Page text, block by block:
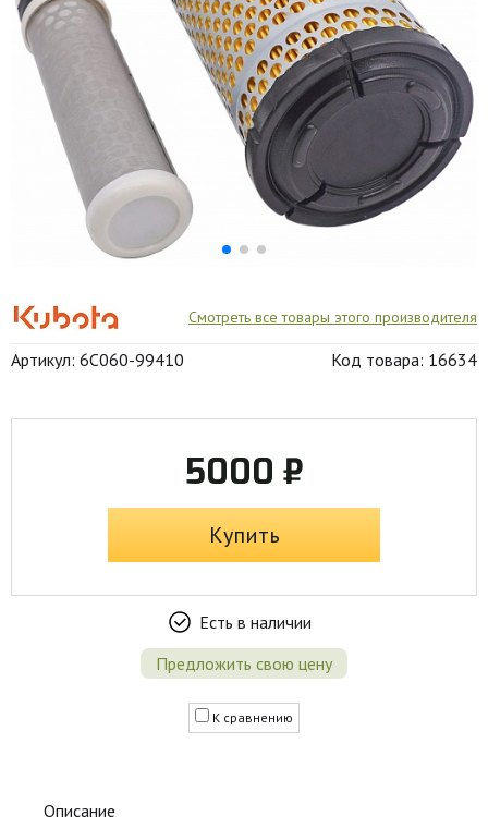
Смотреть все товары этого производителя
Артикул: 6C060-99410 Код товара: 16634
5000 ₽
Купить
Есть в наличии
Предложить свою цену
К сравнению
Описание